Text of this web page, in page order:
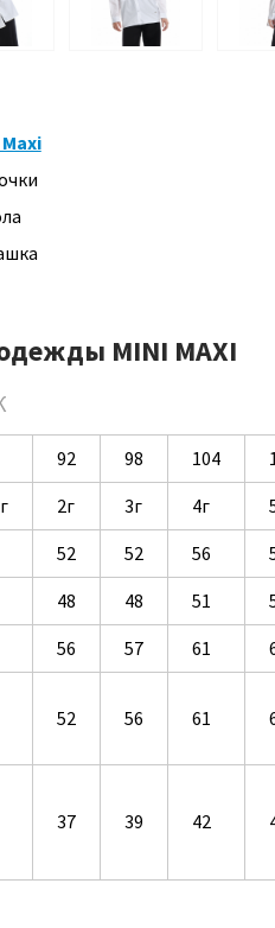
MINI MAXI
92 98 104
2г 3г 4г
52 52 56
48 48 51
56 57 61
52 56 61
37 39 42